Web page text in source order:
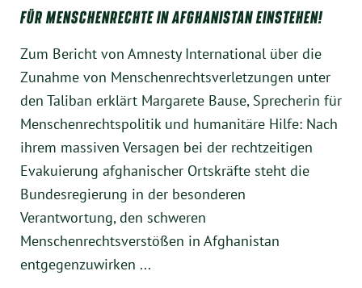
FÜR MENSCHENRECHTE IN AFGHANISTAN EINSTEHEN!
Zum Bericht von Amnesty International über die
Zunahme von Menschenrechtsverletzungen unter
den Taliban erklärt Margarete Bause, Sprecherin für
Menschenrechtspolitik und humanitäre Hilfe: Nach
ihrem massiven Versagen bei der rechtzeitigen
Evakuierung afghanischer Ortskräfte steht die
Bundesregierung in der besonderen
Verantwortung, den schweren
Menschenrechtsverstößen in Afghanistan
entgegenzuwirken ...